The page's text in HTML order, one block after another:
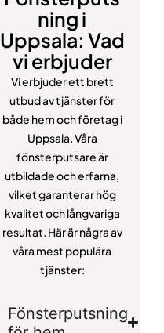
ning i
Uppsala: Vad
vi erbjuder
Vi erbjuder ett brett
utbud av tjänster för
både hem och företag i
Uppsala. Våra
fönsterputsare är
utbildade och erfarna,
vilket garanterar hög
kvalitet och långvariga
resultat. Här är några av
våra mest populära
tjänster:
Fönsterputsning